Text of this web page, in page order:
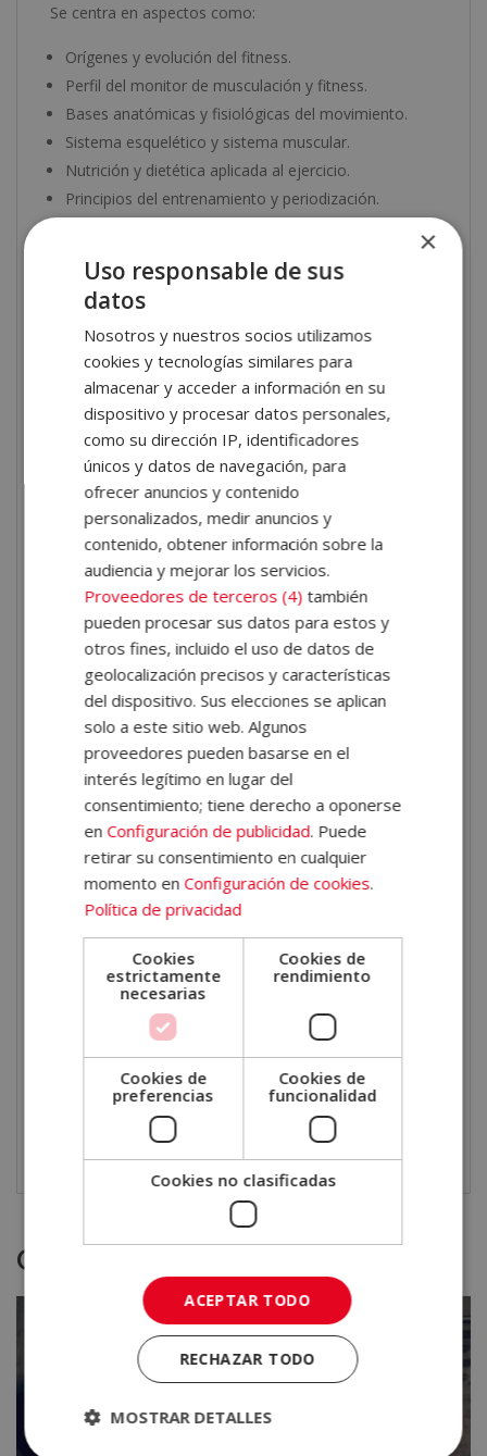
Se centra en aspectos como:
Orígenes y evolución del fitness.
Perfil del monitor de musculación y fitness.
Bases anatómicas y fisiológicas del movimiento.
Sistema esquelético y sistema muscular.
Nutrición y dietética aplicada al ejercicio.
Principios del entrenamiento y periodización.
Desarrollo de fuerza, resistencia, flexibilidad y
velocidad.
¿Qué aprenderás en esta
formación?
Aprenderása estructurar un programa de
entrenamiento desde cero. Serás capaz de analizar
el punto de partida físico del cliente, establecer
objetivos realistas y medibles, y diseñar programas de
entrenamiento especializados.
A lo largo de la formación, aprenderás a
principios de progresión y sobrecarga
comprenderás el metabolismo energético y su
relación con el ejercicio. Asimismo, serás capaz de
integrar recomendaciones nutricionales básicas
en el contexto del entrenamiento e identificar factores
de riesgo.
Salidas profesionales
Los conocimientos adquiridos en tu formación son
altamente valorados en entornos profesionales como
los centros deportivos o los gimnasios. También en
entornos en los que se aplica el entrenamiento
personalizado, así como programas de asesoramiento
en acondicionamiento físico.
El objetivo es que adquieras una visión completa del
entorno profesional y de las oportunidades que
existen en el ámbito del fitness.
Otras titulaciones
×
Uso responsable de sus
datos
Nosotros y nuestros socios utilizamos
cookies y tecnologías similares para
almacenar y acceder a información en su
dispositivo y procesar datos personales,
como su dirección IP, identificadores
únicos y datos de navegación, para
ofrecer anuncios y contenido
personalizados, medir anuncios y
contenido, obtener información sobre la
audiencia y mejorar los servicios.
Proveedores de terceros (4) también
pueden procesar sus datos para estos y
otros fines, incluido el uso de datos de
geolocalización precisos y características
del dispositivo. Sus elecciones se aplican
solo a este sitio web. Algunos
proveedores pueden basarse en el
interés legítimo en lugar del
consentimiento; tiene derecho a oponerse
enConfiguración de publicidad. Puede
retirar su consentimiento en cualquier
momento enConfiguración de cookies.
Política de privacidad
Cookies
estrictamente
necesarias
Cookies de
rendimiento
Cookies de
preferencias
Cookies de
funcionalidad
Cookies no clasificadas
ACEPTAR TODO
RECHAZAR TODO
MOSTRAR DETALLES